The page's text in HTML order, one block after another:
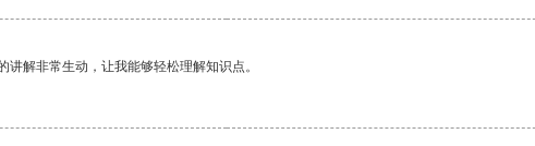
解非常生动，让我能够轻松理解知识点。